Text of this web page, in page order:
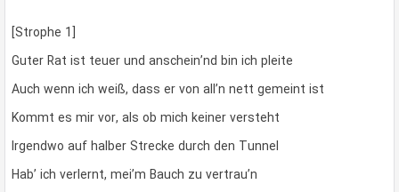
[Strophe 1]
Guter Rat ist teuer und anschein’nd bin ich pleite
Auch wenn ich weiß, dass er von all’n nett gemeint ist
Kommt es mir vor, als ob mich keiner versteht
Irgendwo auf halber Strecke durch den Tunnel
Hab’ ich verlernt, mei’m Bauch zu vertrau’n